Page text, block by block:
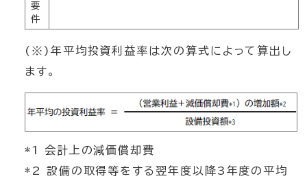
要
件
(※)年平均投資利益率は次の算式によって算出し
ます。
*1 会計上の減価償却費
*2 設備の取得等をする翌年度以降3年度の平均